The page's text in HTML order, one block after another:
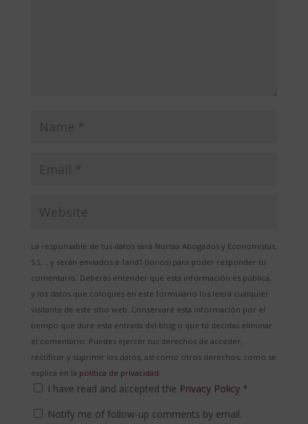
La responsable de tus datos será Nortax Abogados y Economistas,
S.L. , y serán enviados a 1and1 (Ionos) para poder responder tu
comentario. Deberás entender que esta información es pública,
y los datos que coloques en este formulario los leerá cualquier
visitante de este sitio web. Conservaré esta información por el
tiempo que dure esta entrada del blog o que tú decidas eliminar
el comentario. Puedes ejercer tus derechos de acceder,
rectificar y suprimir los datos, así como otros derechos, como se
explica en la política de privacidad.
I have read and accepted the Privacy Policy *
Notify me of follow-up comments by email.